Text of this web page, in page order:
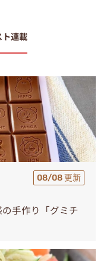
ト連載
08/08 更新
手作り「グミチ